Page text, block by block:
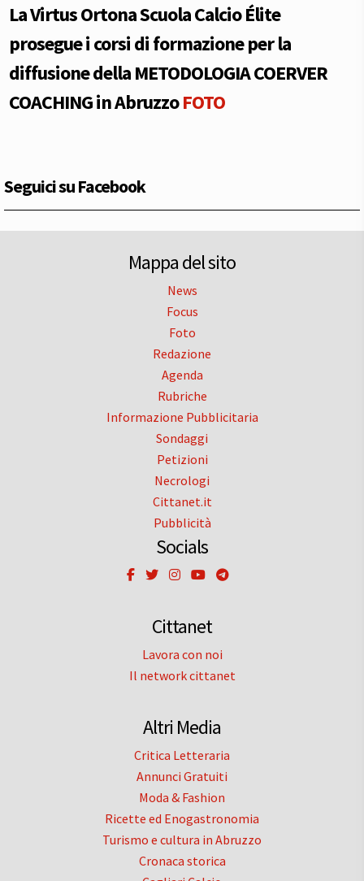
La Virtus Ortona Scuola Calcio Élite
prosegue i corsi di formazione per la
diffusione della METODOLOGIA COERVER
COACHING in AbruzzoFOTO
Seguici su Facebook
Mappa del sito
News
Focus
Foto
Redazione
Agenda
Rubriche
Informazione Pubblicitaria
Sondaggi
Petizioni
Necrologi
Cittanet.it
Pubblicità
Socials
Cittanet
Lavora con noi
Il network cittanet
Altri Media
Critica Letteraria
Annunci Gratuiti
Moda & Fashion
Ricette ed Enogastronomia
Turismo e cultura in Abruzzo
Cronaca storica